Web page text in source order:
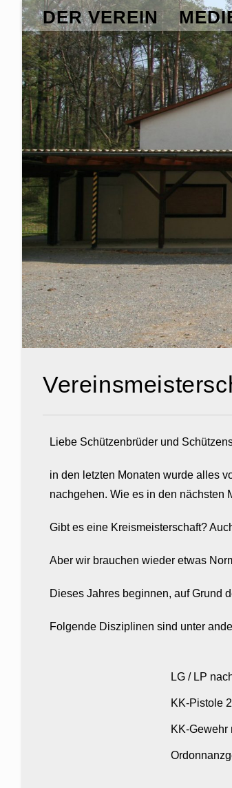
DER VEREIN
Liebe Schützenbrüder und
in den letzten Monaten wurde alles
nachgehen. Wie es in den nächsten
Gibt es eine Kreismeisterschaft?
Aber wir brauchen wieder etwas
Dieses Jahres beginnen, auf Grund
Folgende Disziplinen sind unter
LG / LP
KK-Pistole
KK-Gewehr